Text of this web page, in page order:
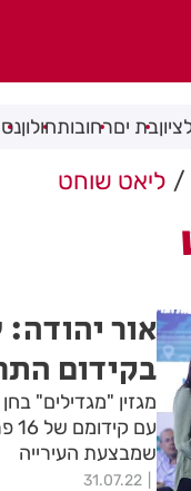
בת יםרחובותחולוןנס
ליאט שוחט
בקידום
מגזין "מגדילים"
שמבצעת העירייה
31.07.22